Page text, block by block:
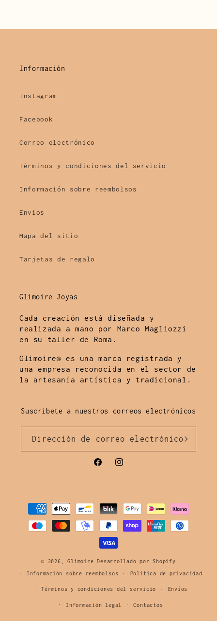
Información
Instagram
Facebook
Correo electrónico
Términos y condiciones del servicio
Información sobre reembolsos
Envíos
Mapa del sitio
Tarjetas de regalo
Glimoire Joyas
Cada creación está diseñada y
realizada a mano por Marco Magliozzi
en su taller de Roma.
Glimoire® es una marca registrada y
una empresa reconocida en el sector de
la artesanía artística y tradicional.
Suscríbete a nuestros correos electrónicos
Dirección de correo electrónico
FacebookInstagram
Métodos
pago
© 2026,Glimoire Desarrollado por Shopify
Información sobre reembolsos Política de privacidad
Términos y condiciones del servicio Envíos
Información legal Contactos